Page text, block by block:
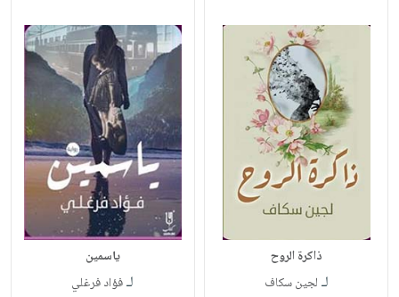
ذاكرة الروح
لـ لجين سكاف
ياسمين
لـفؤاد فرغلي